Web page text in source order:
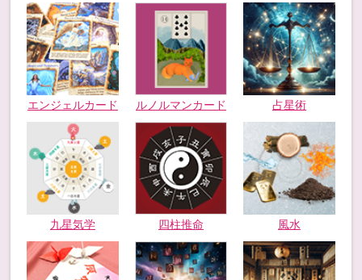
エンジェルカード ルノルマンカード 占星術
九星気学 四柱推命 風水